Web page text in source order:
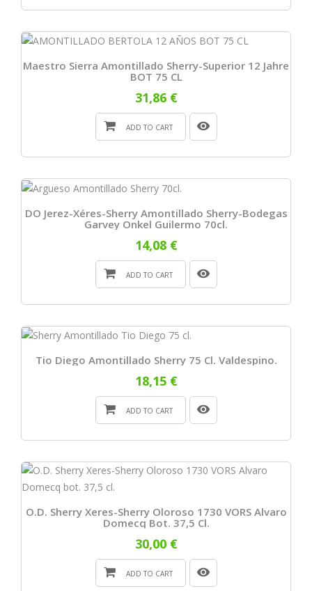
Maestro Sierra Amontillado Sherry-Superior 12 Jahre
BOT 75 CL
31,86 €
ADD TO CART
DO Jerez-Xéres-Sherry Amontillado Sherry-Bodegas
Garvey Onkel Guilermo 70cl.
14,08 €
ADD TO CART
Tio Diego Amontillado Sherry 75 Cl. Valdespino.
18,15 €
ADD TO CART
O.D. Sherry Xeres-Sherry Oloroso 1730 VORS Alvaro
Domecq Bot. 37,5 Cl.
30,00 €
ADD TO CART